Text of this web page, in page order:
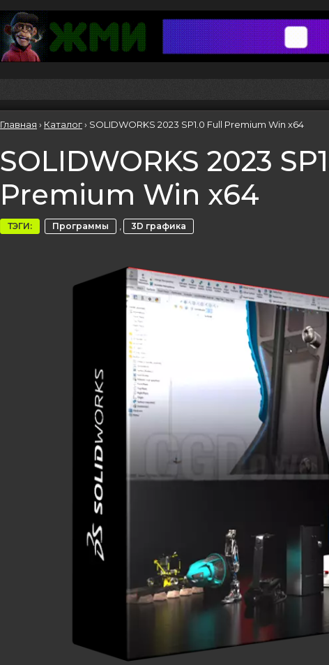
Главная › Каталог› SOLIDWORKS 2023 SP1.0 Full Premium Win x64
SOLIDWORKS 2023
Premium Win x64
ТЭГИ: Программы , 3D графика